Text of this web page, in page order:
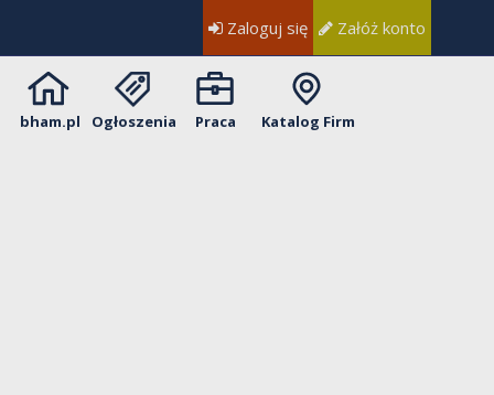
Zaloguj się Załóż konto
bham.pl Ogłoszenia Praca Katalog Firm